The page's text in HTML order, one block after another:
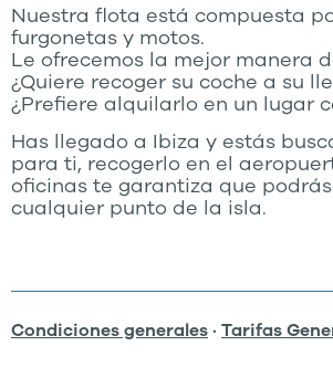
Nuestra flota está compuesta
furgonetas y motos.
Le ofrecemos la mejor manera
¿Quiere recoger su coche a su
¿Prefiere alquilarlo en un lugar
Has llegado a Ibiza y estás
para ti, recogerlo en el
oficinas te garantiza que
cualquier punto de la isla.
Condiciones generales· Tarifas